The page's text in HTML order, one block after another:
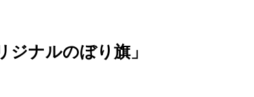
ジナルのぼり旗」